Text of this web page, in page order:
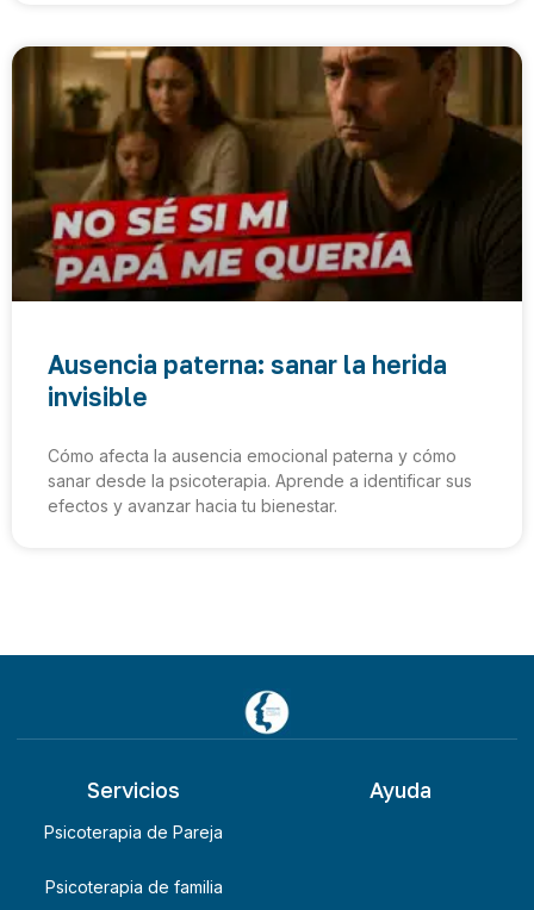
Ausencia paterna: sanar la herida
invisible
Cómo afecta la ausencia emocional paterna y cómo
sanar desde la psicoterapia. Aprende a identificar sus
efectos y avanzar hacia tu bienestar.
Servicios
Psicoterapia de Pareja
Psicoterapia de familia
Ayuda